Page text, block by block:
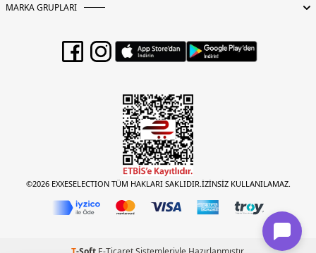
MARKA GRUPLARI
©2026 EXXESELECTION TÜM HAKLARI SAKLIDIR.İZİNSİZ KULLANILAMAZ.